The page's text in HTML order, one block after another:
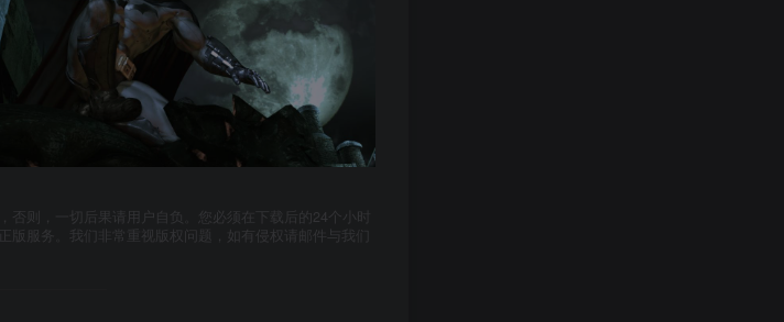
则，一切后果请用户自负。您必须在下载后的24个小时
服务。我们非常重视版权问题，如有侵权请邮件与我们